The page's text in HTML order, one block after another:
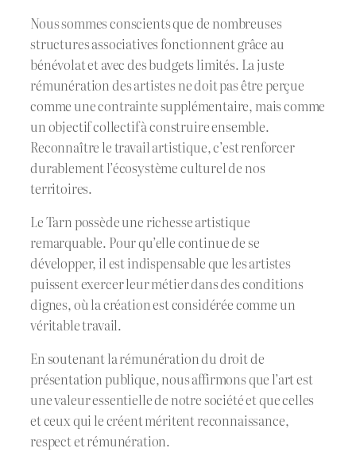
Nous sommes conscients que de nombreuses
structures associatives fonctionnent grâce au
bénévolat et avec des budgets limités. La juste
rémunération des artistes ne doit pas être perçue
comme une contrainte supplémentaire, mais comme
un objectif collectif à construire ensemble.
Reconnaître le travail artistique, c’est renforcer
durablement l’écosystème culturel de nos
territoires.
Le Tarn possède une richesse artistique
remarquable. Pour qu’elle continue de se
développer, il est indispensable que les artistes
puissent exercer leur métier dans des conditions
dignes, où la création est considérée comme un
véritable travail.
En soutenant la rémunération du droit de
présentation publique, nous affirmons que l’art est
une valeur essentielle de notre société et que celles
et ceux qui le créent méritent reconnaissance,
respect et rémunération.